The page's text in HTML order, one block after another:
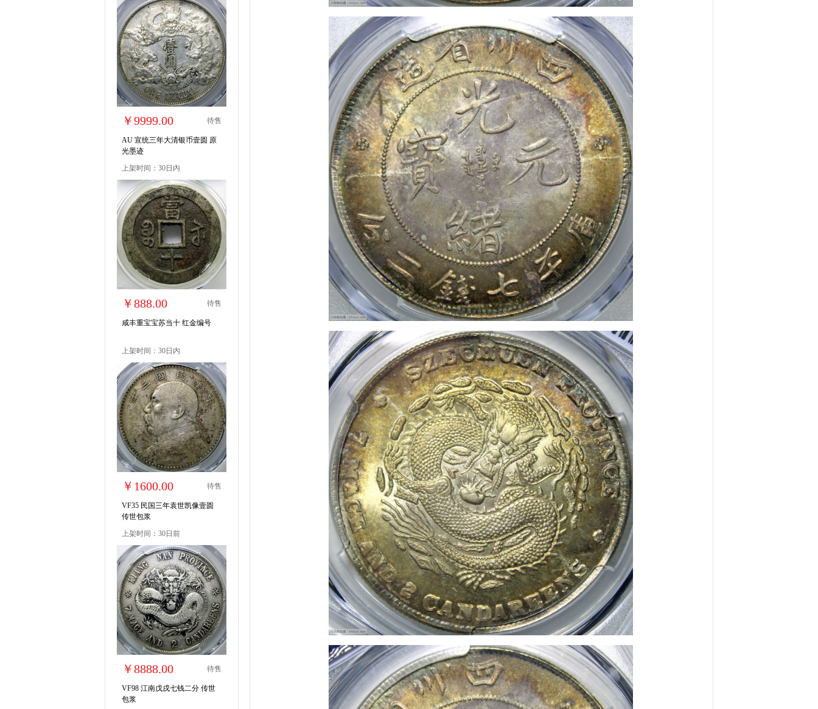
￥9999.00 待售
AU 宣统三年大清银币壹圆 原
光墨迹
上架时间：30日内
￥888.00 待售
咸丰重宝宝苏当十 红金编号
上架时间：30日内
￥1600.00 待售
VF35 民国三年袁世凯像壹圆
传世包浆
上架时间：30日前
￥8888.00 待售
VF98 江南戊戌七钱二分 传世
包浆